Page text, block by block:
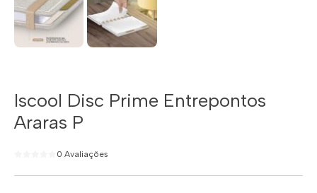
Iscool Disc Prime Entrepontos
Araras P
0 Avaliações